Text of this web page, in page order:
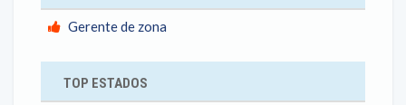
Gerente de zona
TOP ESTADOS